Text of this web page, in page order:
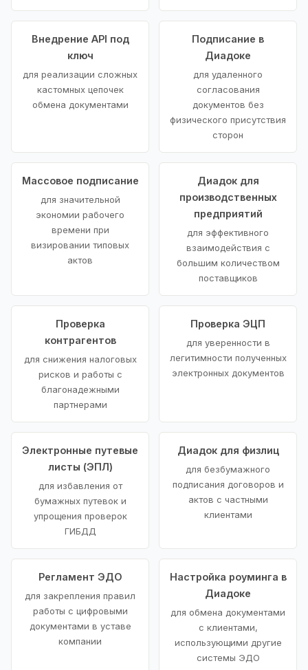
Внедрение API под
ключ
для реализации сложных
кастомных цепочек
обмена документами
Подписание в
Диадоке
для удаленного
согласования
документов без
физического присутствия
сторон
Массовое подписание
для значительной
экономии рабочего
времени при
визировании типовых
актов
Диадок для
производственных
предприятий
для эффективного
взаимодействия с
большим количеством
поставщиков
Проверка
контрагентов
для снижения налоговых
рисков и работы с
благонадежными
партнерами
Проверка ЭЦП
для уверенности в
легитимности полученных
электронных документов
Электронные путевые
листы (ЭПЛ)
для избавления от
бумажных путевок и
упрощения проверок
ГИБДД
Диадок для физлиц
для безбумажного
подписания договоров и
актов с частными
клиентами
Регламент ЭДО
для закрепления правил
работы с цифровыми
документами в уставе
компании
Настройка роуминга в
Диадоке
для обмена документами
с клиентами,
использующими другие
системы ЭДО